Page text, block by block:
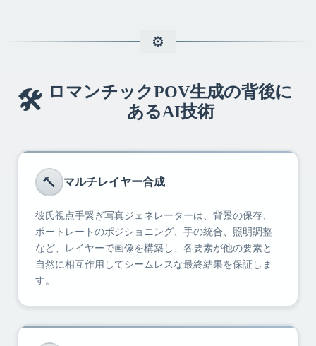
🛠️ ロマンチックPOV生成の背後に
あるAI技術
🔨 マルチレイヤー合成
彼氏視点手繋ぎ写真ジェネレーターは、背景の保存、
ポートレートのポジショニング、手の統合、照明調整
など、レイヤーで画像を構築し、各要素が他の要素と
自然に相互作用してシームレスな最終結果を保証しま
す。